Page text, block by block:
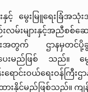
ျားနှင့် မွေးမြူရေး
မ်းများနှင့်အညီစစ်ဆ
းအတွက် ဌာနမှတင်ပို့ခွ
ေးမည်ဖြစ် သည်။ မွ
န်းရောင်းဝယ်ရေးဝ
းနိုင်မည်ဖြစ်သည်။ က